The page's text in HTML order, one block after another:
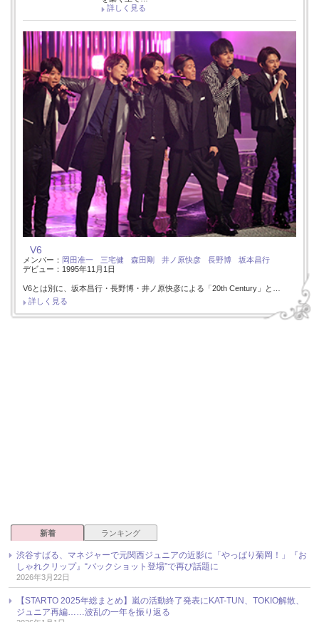
詳しく見る
V6
メンバー： 岡田准一 三宅健 森田剛 井ノ原快彦 長野博
坂本昌行
デビュー：1995年11月1日
V6とは別に、坂本昌行・長野博・井ノ原快彦による「20th Century」と…
詳しく見る
新着 ランキング
渋谷すばる、マネジャーで元関西ジュニアの近影に「やっぱり菊岡！」『お
しゃれクリップ』“バックショット登場”で再び話題に
2026年3月22日
【STARTO 2025年総まとめ】嵐の活動終了発表にKAT-TUN、TOKIO解散、
ジュニア再編……波乱の一年を振り返る